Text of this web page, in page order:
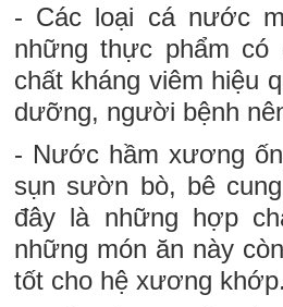
- Các loại cá nước
những thực phẩm có
chất kháng viêm hiệu
dưỡng, người bệnh
- Nước hầm xương
sụn sườn bò, bê
đây là những hợp
những món ăn này
tốt cho hệ xương khớp.